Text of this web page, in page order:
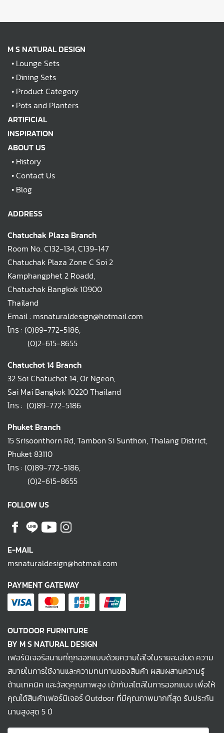
M S NATURAL DESIGN
• Lounge Sets
• Dining Sets
• Product Category
• Pots and Planters
ARTIFICIAL
INSPIRATION
ABOUT US
• History
•Contact Us
• Blog
ADDRESS
Chatuchak Plaza Branch
Room No. C132-134, C139-147
Chatuchak Plaza Zone C Soi 2
Kamphangphet 2 Roadd,
Chatuchak Bangkok 10900
Thailand
Email : msnaturaldesign@hotmail.com
โทร : (0)89-772-5186,
(0)2-615-8655
Chatuchot 14 Branch
32 Soi Chatuchot 14, Or Ngeon,
Sai Mai Bangkok 10220 Thailand
โทร : (0)89-772-5186
Phuket Branch
15 Srisoonthorn Rd, Tambon Si Sunthon, Thalang District,
Phuket 83110
โทร : (0)89-772-5186,
(0)2-615-8655
FOLLOW US
E-MAIL
msnaturaldesign@hotmail.com
PAYMENT GATEWAY
OUTDOOR FURNITURE
BY M S NATURAL DESIGN
เฟอร์นิเจอร์สนามที่ถูกออกแบบด้วยความใส่ใจในรายละเอียด ความ
สบายในการใช้งานและความทนทานของสินค้า ผสมผสานความรู้
ด้านเทคนิค และวัสดุคุณภาพสูง เข้ากับสไตล์ในการออกแบบ เพื่อให้
คุณได้สินค้าเฟอร์นิเจอร์ Outdoor ที่มีคุณภาพมากที่สุด รับประกัน
นานสูงสุด 5 ปี